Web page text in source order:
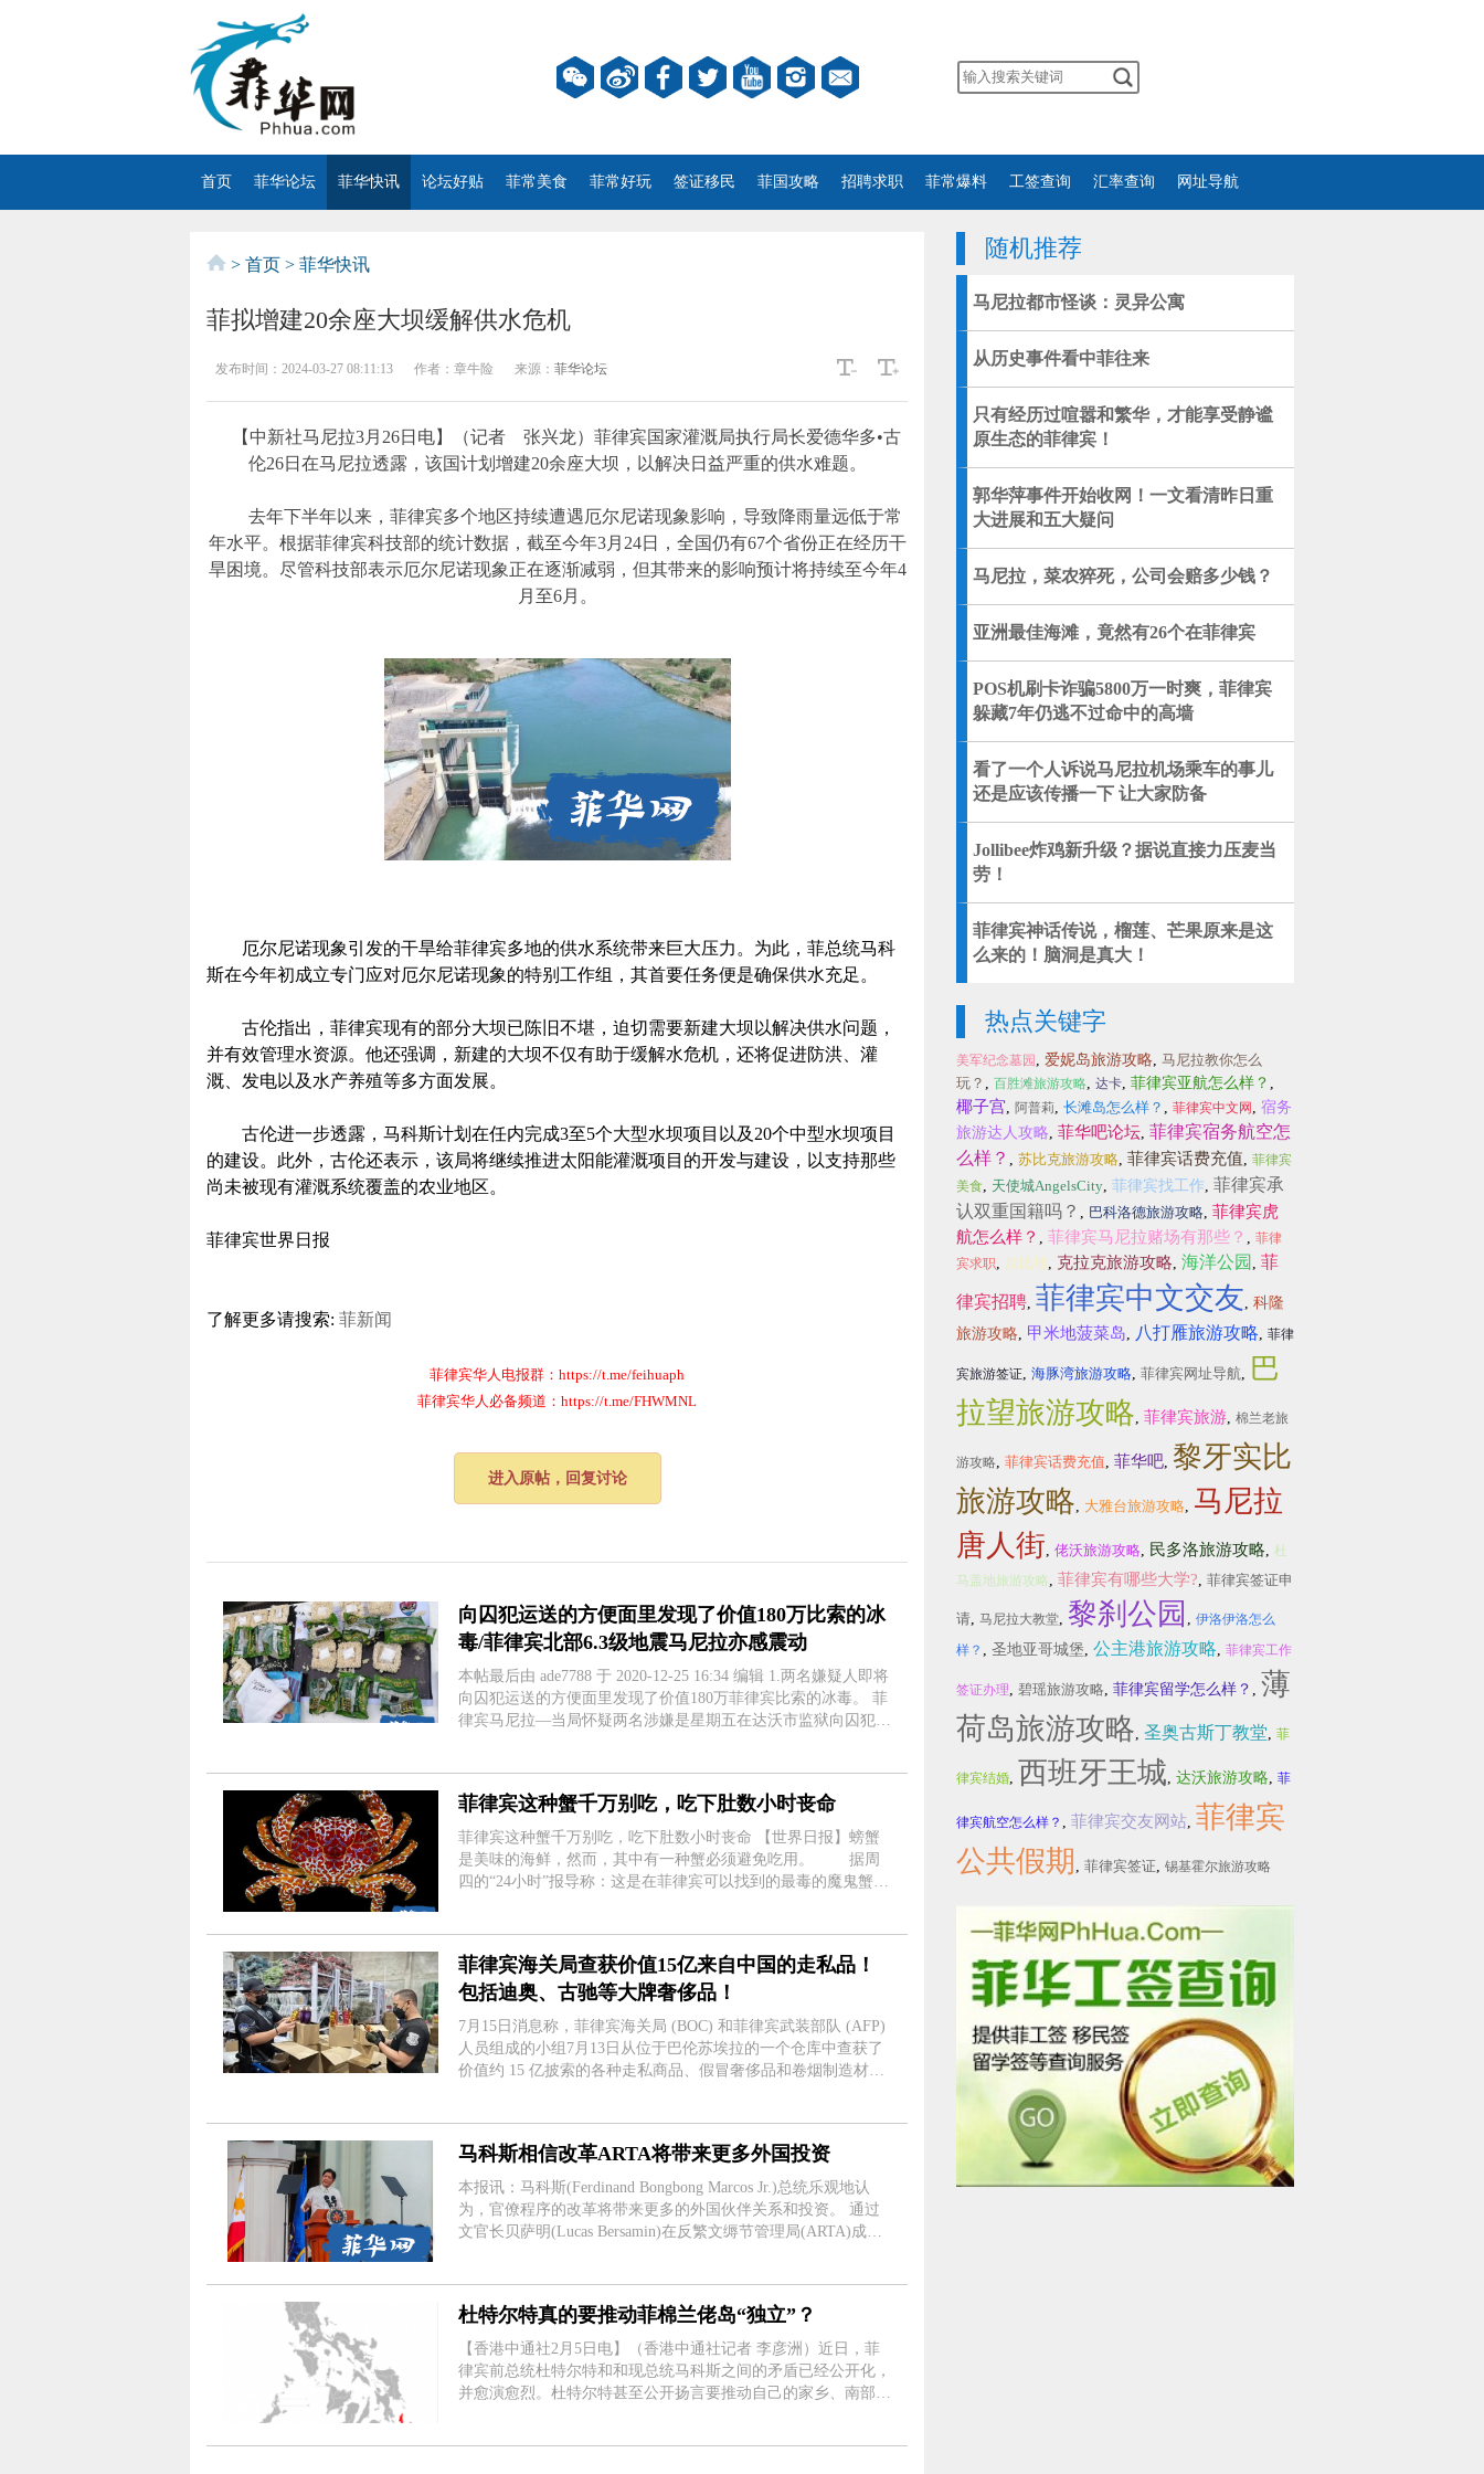
首页 菲华论坛 菲华快讯 论坛好贴 菲常美食 菲常好玩 签证移民 菲国攻略 招聘求职 菲常爆料 工签查询 汇率查询 网址导航
> 首页 > 菲华快讯
菲拟增建20余座大坝缓解供水危机
发布时间： 2024-03-27 08:11:13 作者： 章牛险 来源： 菲华论坛
【中新社马尼拉3月26日电】（记者 张兴龙）菲律宾国家灌溉局执行局长爱德华多•古
伦26日在马尼拉透露，该国计划增建20余座大坝，以解决日益严重的供水难题。
去年下半年以来，菲律宾多个地区持续遭遇厄尔尼诺现象影响，导致降雨量远低于常
年水平。根据菲律宾科技部的统计数据，截至今年3月24日，全国仍有67个省份正在经历干
旱困境。尽管科技部表示厄尔尼诺现象正在逐渐减弱，但其带来的影响预计将持续至今年4
月至6月。
厄尔尼诺现象引发的干旱给菲律宾多地的供水系统带来巨大压力。为此，菲总统马科
斯在今年初成立专门应对厄尔尼诺现象的特别工作组，其首要任务便是确保供水充足。
古伦指出，菲律宾现有的部分大坝已陈旧不堪，迫切需要新建大坝以解决供水问题，
并有效管理水资源。他还强调，新建的大坝不仅有助于缓解水危机，还将促进防洪、灌
溉、发电以及水产养殖等多方面发展。
古伦进一步透露，马科斯计划在任内完成3至5个大型水坝项目以及20个中型水坝项目
的建设。此外，古伦还表示，该局将继续推进太阳能灌溉项目的开发与建设，以支持那些
尚未被现有灌溉系统覆盖的农业地区。
菲律宾世界日报
了解更多请搜索: 菲新闻
菲律宾华人电报群：https://t.me/feihuaph
菲律宾华人必备频道：https://t.me/FHWMNL
进入原帖，回复讨论
向囚犯运送的方便面里发现了价值180万比索的冰
毒/菲律宾北部6.3级地震马尼拉亦感震动​
本帖最后由 ade7788 于 2020-12-25 16:34 编辑 1.两名嫌疑人即将
向囚犯运送的方便面里发现了价值180万菲律宾比索的冰毒。 菲
律宾马尼拉—当局怀疑两名涉嫌是星期五在达沃市监狱向囚犯运
菲律宾这种蟹千万别吃，吃下肚数小时丧命
菲律宾这种蟹千万别吃，吃下肚数小时丧命 【世界日报】螃蟹
是美味的海鲜，然而，其中有一种蟹必须避免吃用。 据周
四的“24小时”报导称：这是在菲律宾可以找到的最毒的魔鬼蟹。
菲律宾海关局查获价值15亿来自中国的走私品！
包括迪奥、古驰等大牌奢侈品！
7月15日消息称，菲律宾海关局 (BOC) 和菲律宾武装部队 (AFP)
人员组成的小组7月13日从位于巴伦苏埃拉的一个仓库中查获了
价值约 15 亿披索的各种走私商品、假冒奢侈品和卷烟制造材料
马科斯相信改革ARTA将带来更多外国投资
本报讯：马科斯(Ferdinand Bongbong Marcos Jr.)总统乐观地认
为，官僚程序的改革将带来更多的外国伙伴关系和投资。 通过
文官长贝萨明(Lucas Bersamin)在反繁文缛节管理局(ARTA)成立5
杜特尔特真的要推动菲棉兰佬岛“独立”？
【香港中通社2月5日电】（香港中通社记者 李彦洲）近日，菲
律宾前总统杜特尔特和和现总统马科斯之间的矛盾已经公开化，
并愈演愈烈。杜特尔特甚至公开扬言要推动自己的家乡、南部的
随机推荐
马尼拉都市怪谈：灵异公寓
从历史事件看中菲往来
只有经历过喧嚣和繁华，才能享受静谧
原生态的菲律宾！
郭华萍事件开始收网！一文看清昨日重
大进展和五大疑问
马尼拉，菜农猝死，公司会赔多少钱？
亚洲最佳海滩，竟然有26个在菲律宾
POS机刷卡诈骗5800万一时爽，菲律宾
躲藏7年仍逃不过命中的高墙
看了一个人诉说马尼拉机场乘车的事儿
还是应该传播一下 让大家防备
Jollibee炸鸡新升级？据说直接力压麦当
劳！
菲律宾神话传说，榴莲、芒果原来是这
么来的！脑洞是真大！
热点关键字
美军纪念墓园 , 爱妮岛旅游攻略, 马尼拉教你怎么
玩？ , 百胜滩旅游攻略, 达卡, 菲律宾亚航怎么样？ ,
椰子宫, 阿普莉, 长滩岛怎么样？ , 菲律宾中文网 , 宿务
旅游达人攻略, 菲华吧论坛, 菲律宾宿务航空怎
么样？ , 苏比克旅游攻略, 菲律宾话费充值, 菲律宾
美食, 天使城AngelsCity, 菲律宾找工作, 菲律宾承
认双重国籍吗？ , 巴科洛德旅游攻略, 菲律宾虎
航怎么样？ , 菲律宾马尼拉赌场有那些？ , 菲律
宾求职, 加比地, 克拉克旅游攻略, 海洋公园 , 菲
律宾招聘, 菲律宾中文交友, 科隆
旅游攻略, 甲米地菠菜岛, 八打雁旅游攻略, 菲律
宾旅游签证, 海豚湾旅游攻略, 菲律宾网址导航, 巴
拉望旅游攻略, 菲律宾旅游, 棉兰老旅
游攻略, 菲律宾话费充值, 菲华吧, 黎牙实比
旅游攻略, 大雅台旅游攻略, 马尼拉
唐人街, 佬沃旅游攻略, 民多洛旅游攻略, 杜
马盖地旅游攻略, 菲律宾有哪些大学?, 菲律宾签证申
请, 马尼拉大教堂, 黎刹公园 , 伊洛伊洛怎么
样？ , 圣地亚哥城堡, 公主港旅游攻略, 菲律宾工作
签证办理, 碧瑶旅游攻略, 菲律宾留学怎么样？ , 薄
荷岛旅游攻略, 圣奥古斯丁教堂, 菲
律宾结婚, 西班牙王城, 达沃旅游攻略, 菲
律宾航空怎么样？ , 菲律宾交友网站, 菲律宾
公共假期 , 菲律宾签证, 锡基霍尔旅游攻略